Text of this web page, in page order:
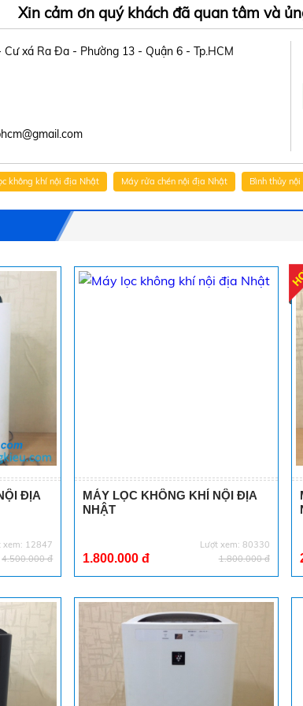
Xin cảm ơn quý khách đã quan tâm và
xá Ra Đa - Phường 13 - Quận 6 - Tp.HCM
không khí nội địa Nhật Máy rửa chén nội địa Nhật Bình thủy
ĐỊA
xem: 12847
4.500.000 đ
MÁY LỌC KHÔNG KHÍ NỘI ĐỊA
NHẬT
Lượt xem: 80330
1.800.000 đ 1.800.000 đ